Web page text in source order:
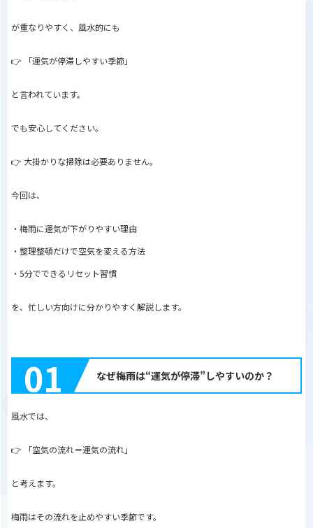
が重なりやすく、風水的にも
👉 「運気が停滞しやすい季節」
と言われています。
でも安心してください。
👉 大掛かりな掃除は必要ありません。
今回は、
・梅雨に運気が下がりやすい理由
・整理整頓だけで空気を変える方法
・5分でできるリセット習慣
を、忙しい方向けに分かりやすく解説します。
01 なぜ梅雨は“運気が停滞”しやすいのか？
風水では、
👉 「空気の流れ＝運気の流れ」
と考えます。
梅雨はその流れを止めやすい季節です。